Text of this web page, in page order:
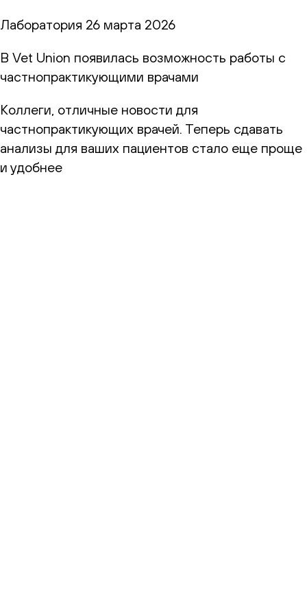
Лаборатория 26 марта 2026
В Vet Union появилась возможность работы с
частнопрактикующими врачами
Коллеги, отличные новости для
частнопрактикующих врачей. Теперь сдавать
анализы для ваших пациентов стало еще проще
и удобнее